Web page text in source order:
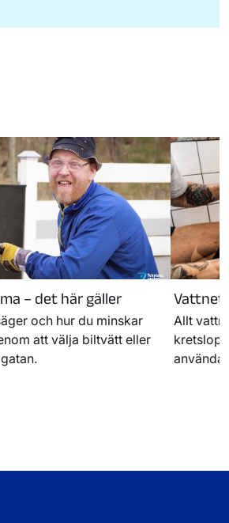
– det här gäller
och hur du minskar
att välja biltvätt eller
Allt
använda